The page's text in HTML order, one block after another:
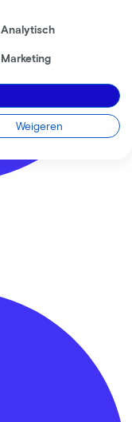
Analytisch
Marketing
Weigeren